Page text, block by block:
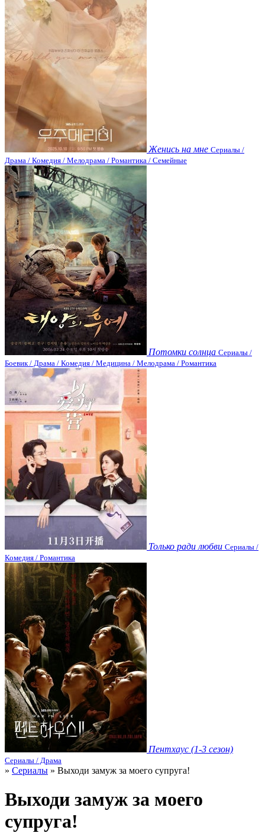
Женись на мне Сериалы /
Драма / Комедия / Мелодрама / Романтика / Семейные
Потомки солнца Сериалы /
Боевик / Драма / Комедия / Медицина / Мелодрама / Романтика
Только ради любви Сериалы /
Комедия / Романтика
Пентхаус (1-3 сезон)
Сериалы / Драма
» Сериалы » Выходи замуж за моего супруга!
Выходи замуж за моего
супруга!